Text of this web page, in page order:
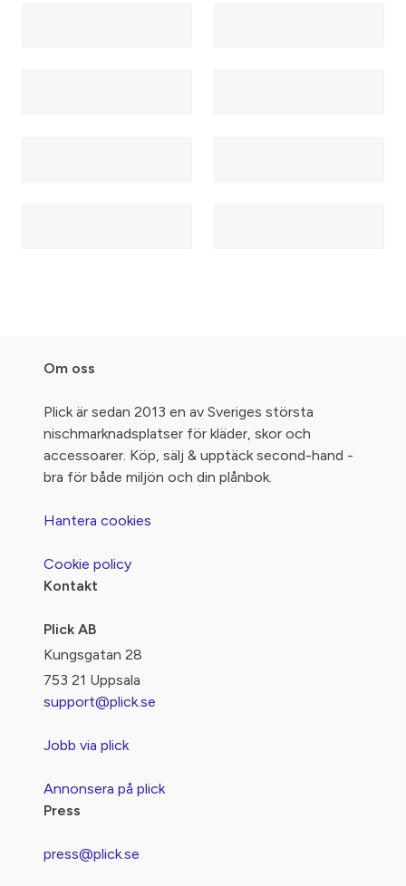
Om oss
Plick är sedan 2013 en av Sveriges största
nischmarknadsplatser för kläder, skor och
accessoarer. Köp, sälj & upptäck second-hand -
bra för både miljön och din plånbok.
Hantera cookies
Cookie policy
Kontakt
Plick AB
Kungsgatan 28
753 21 Uppsala
support@plick.se
Jobb via plick
Annonsera på plick
Press
press@plick.se